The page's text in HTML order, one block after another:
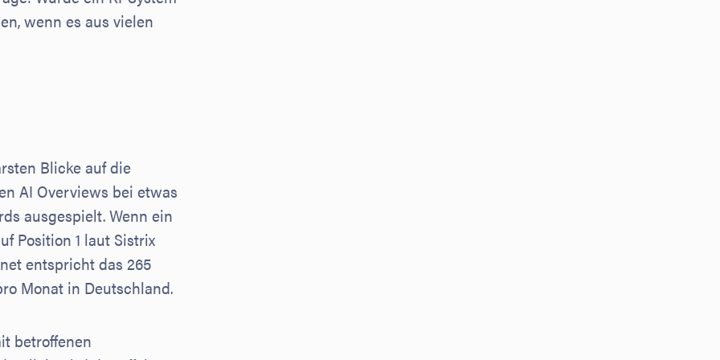
wenn es aus vielen
Blicke auf die
AI Overviews bei etwas
ausgespielt. Wenn ein
Position 1 laut Sistrix
entspricht das 265
Monat in Deutschland.
betroffenen